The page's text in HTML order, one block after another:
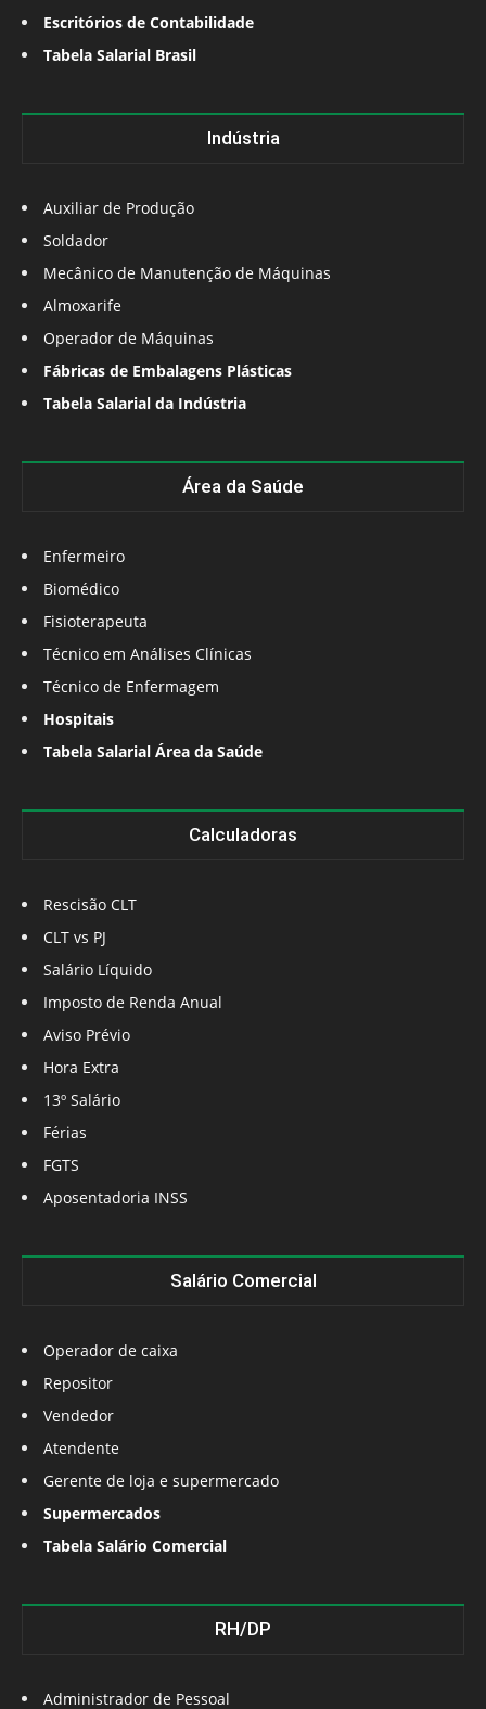
Escritórios de Contabilidade
Tabela Salarial Brasil
Indústria
Auxiliar de Produção
Soldador
Mecânico de Manutenção de Máquinas
Almoxarife
Operador de Máquinas
Fábricas de Embalagens Plásticas
Tabela Salarial da Indústria
Área da Saúde
Enfermeiro
Biomédico
Fisioterapeuta
Técnico em Análises Clínicas
Técnico de Enfermagem
Hospitais
Tabela Salarial Área da Saúde
Calculadoras
Rescisão CLT
CLT vs PJ
Salário Líquido
Imposto de Renda Anual
Aviso Prévio
Hora Extra
13º Salário
Férias
FGTS
Aposentadoria INSS
Salário Comercial
Operador de caixa
Repositor
Vendedor
Atendente
Gerente de loja e supermercado
Supermercados
Tabela Salário Comercial
RH/DP
Administrador de Pessoal